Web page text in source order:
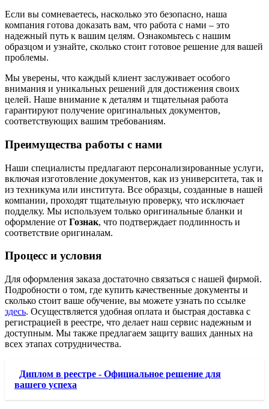
Если вы сомневаетесь, насколько это безопасно, наша
компания готова доказать вам, что работа с нами – это
надежный путь к вашим целям. Ознакомьтесь с нашим
образцом и узнайте, сколько стоит готовое решение для вашей
проблемы.
Мы уверены, что каждый клиент заслуживает особого
внимания и уникальных решений для достижения своих
целей. Наше внимание к деталям и тщательная работа
гарантируют получение оригинальных документов,
соответствующих вашим требованиям.
Преимущества работы с нами
Наши специалисты предлагают персонализированные услуги,
включая изготовление документов, как из университета, так и
из техникума или института. Все образцы, созданные в нашей
компании, проходят тщательную проверку, что исключает
подделку. Мы используем только оригинальные бланки и
оформление от Гознак, что подтверждает подлинность и
соответствие оригиналам.
Процесс и условия
Для оформления заказа достаточно связаться с нашей фирмой.
Подробности о том, где купить качественные документы и
сколько стоит ваше обучение, вы можете узнать по ссылке
здесь. Осуществляется удобная оплата и быстрая доставка с
регистрацией в реестре, что делает наш сервис надежным и
доступным. Мы также предлагаем защиту ваших данных на
всех этапах сотрудничества.
Диплом в реестре - Официальное решение для
вашего успеха